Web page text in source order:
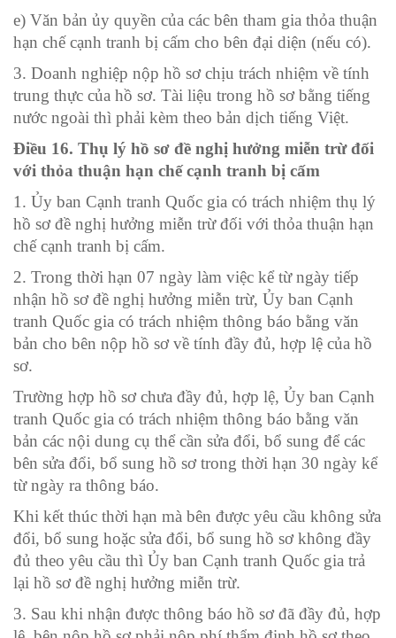
e) Văn bản ủy quyền của các bên tham gia thỏa thuận
hạn chế cạnh tranh bị cấm cho bên đại diện (nếu có).
3. Doanh nghiệp nộp hồ sơ chịu trách nhiệm về tính
trung thực của hồ sơ. Tài liệu trong hồ sơ bằng tiếng
nước ngoài thì phải kèm theo bản dịch tiếng Việt.
Điều 16. Thụ lý hồ sơ đề nghị hưởng miễn trừ đối
với thỏa thuận hạn chế cạnh tranh bị cấm
1. Ủy ban Cạnh tranh Quốc gia có trách nhiệm thụ lý
hồ sơ đề nghị hưởng miễn trừ đối với thỏa thuận hạn
chế cạnh tranh bị cấm.
2. Trong thời hạn 07 ngày làm việc kể từ ngày tiếp
nhận hồ sơ đề nghị hưởng miễn trừ, Ủy ban Cạnh
tranh Quốc gia có trách nhiệm thông báo bằng văn
bản cho bên nộp hồ sơ về tính đầy đủ, hợp lệ của hồ
sơ.
Trường hợp hồ sơ chưa đầy đủ, hợp lệ, Ủy ban Cạnh
tranh Quốc gia có trách nhiệm thông báo bằng văn
bản các nội dung cụ thể cần sửa đổi, bổ sung để các
bên sửa đổi, bổ sung hồ sơ trong thời hạn 30 ngày kể
từ ngày ra thông báo.
Khi kết thúc thời hạn mà bên được yêu cầu không sửa
đổi, bổ sung hoặc sửa đổi, bổ sung hồ sơ không đầy
đủ theo yêu cầu thì Ủy ban Cạnh tranh Quốc gia trả
lại hồ sơ đề nghị hưởng miễn trừ.
3. Sau khi nhận được thông báo hồ sơ đã đầy đủ, hợp